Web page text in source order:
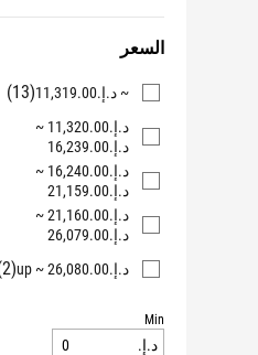
السعر
~ د.إ.‏‏11,319.00 (13)
د.إ.‏‏11,320.00 ~
د.إ.‏‏16,239.00
د.إ.‏‏16,240.00 ~
د.إ.‏‏21,159.00
د.إ.‏‏21,160.00 ~
د.إ.‏‏26,079.00
د.إ.‏‏26,080.00 ~ up (2)
Min
د.إ.‏‏